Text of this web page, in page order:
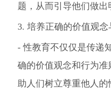
题，从而引导他们做出
3. 培养正确的价值观念
- 性教育不仅仅是传递
确的价值观念和行为
助人们树立尊重他人